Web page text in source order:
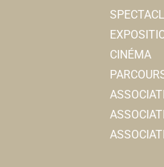
CINÉMA